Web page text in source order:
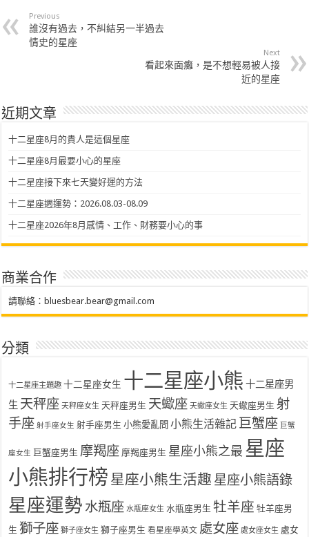
Previous
誰沒有過去，不糾結另一半過去
情史的星座
Next
看起來面癱，是不想輕易被人接
近的星座
近期文章
十二星座8月的貴人是這個星座
十二星座8月最要小心的星座
十二星座接下來七天變好運的方法
十二星座週運勢：2026.08.03-08.09
十二星座2026年8月感情、工作、財務要小心的事
商業合作
請聯絡： bluesbear.bear@gmail.com
分類
十二星座主題趣 十二星座女生 十二星座小熊 十二星座男
生 天秤座 天秤座女生 天秤座男生 天蠍座 天蠍座女生 天蠍座男生 射
手座 射手座女生 射手座男生 小熊愛亂問 小熊生活雜記 巨蟹座 巨蟹
座女生 巨蟹座男生 摩羯座 摩羯座男生 星座小熊之最 星座
小熊排行榜 星座小熊生活趣 星座小熊語錄
星座運勢 水瓶座 水瓶座女生 水瓶座男生 牡羊座 牡羊座男
生 獅子座 獅子座女生 獅子座男生 看星座學英文 處女座 處女座女生 處女